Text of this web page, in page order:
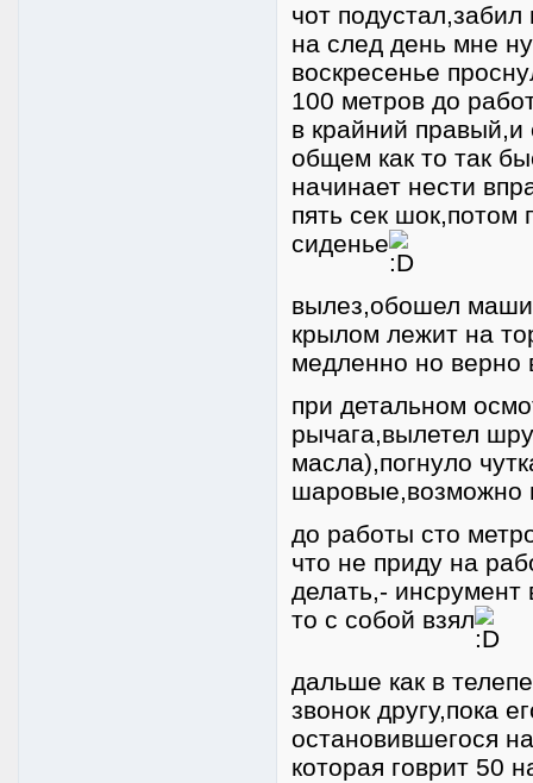
чот
на след день мне
воскресенье
100 метров до
в крайний
общем как то так
начинает нести
пять сек шок,потом
сиденье
вылез,обошел
крылом лежит на
медленно но верно
при детальном
рычага,вылетел
масла),погнуло
шаровые,возможно
до работы сто
что не приду на
делать,-
то с собой взял
дальше как в
звонок другу,пока
остановившегося
которая говрит 50